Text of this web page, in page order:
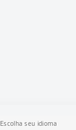
Escolha seu idioma